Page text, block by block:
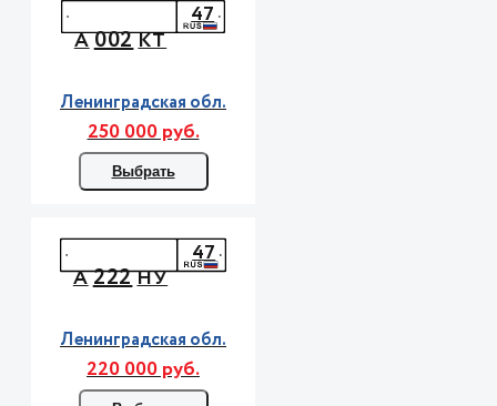
А002КТ
47
Ленинградская обл.
250 000 руб.
Выбрать
А222НУ
47
Ленинградская обл.
220 000 руб.